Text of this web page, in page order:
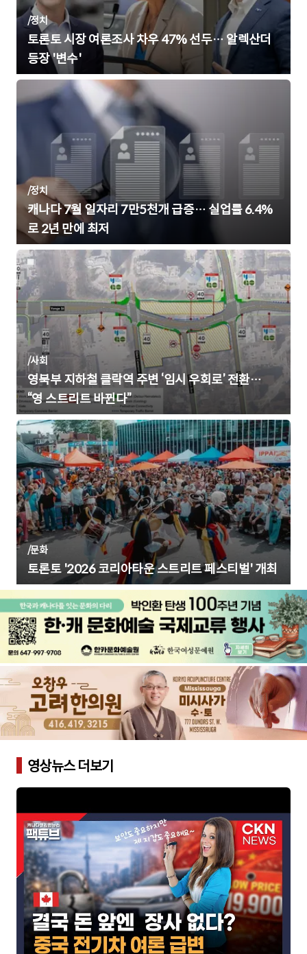
/정치
토론토 시장 여론조사 차우 47% 선두… 알렉산더
등장 '변수'
/정치
캐나다 7월 일자리 7만5천개 급증… 실업률 6.4%
로 2년 만에 최저
/사회
영북부 지하철 클락역 주변 ‘임시 우회로’ 전환…
“영 스트리트 바뀐다”
/문화
토론토 '2026 코리아타운 스트리트 페스티벌' 개최
영상뉴스 더보기